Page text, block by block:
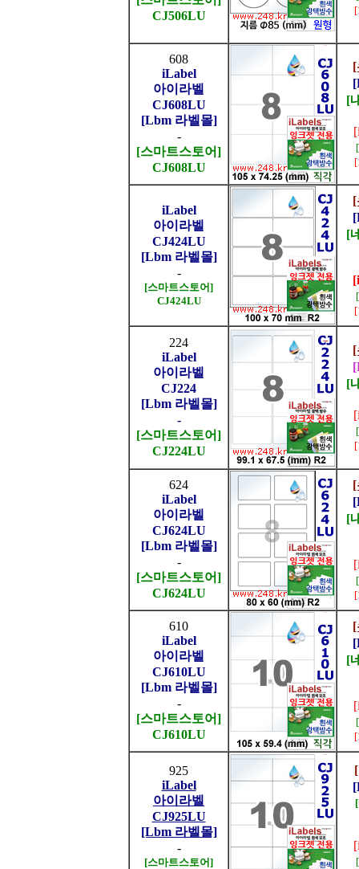
CJ506LU
608
iLabel
아이라벨
CJ608LU
[Lbm 라벨몰]
-
[스마트스토어]
CJ608LU
[
[
iLabel
아이라벨
CJ424LU
[Lbm 라벨몰]
-
[스마트스토어]
CJ424LU
[
[
224
iLabel
아이라벨
CJ224
[Lbm 라벨몰]
-
[스마트스토어]
CJ224LU
[
[
624
iLabel
아이라벨
CJ624LU
[Lbm 라벨몰]
-
[스마트스토어]
CJ624LU
[
[
610
iLabel
아이라벨
CJ610LU
[Lbm 라벨몰]
-
[스마트스토어]
CJ610LU
[
[
925
iLabel
아이라벨
CJ925LU
[Lbm 라벨몰]
-
[스마트스토어]